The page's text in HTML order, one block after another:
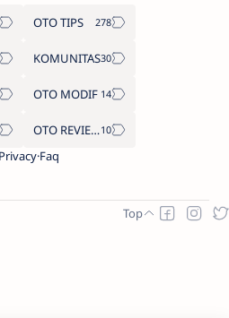
OTO TIPS
KOMUNITAS
OTO MODIF
OTO REVIEW
Privacy Faq